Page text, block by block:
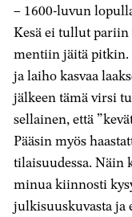
– 1600-luvun
Kesä ei tullut
mentiin jäitä pitkin.
ja laiho kasvaa
jälkeen tämä virsi
sellainen, että
Pääsin myös
tilaisuudessa. Näin
minua kiinnosti
julkisuuskuvasta ja